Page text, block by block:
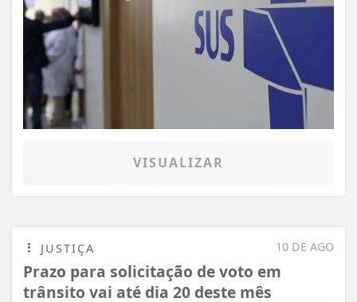
VISUALIZAR
10 DE AGO
JUSTIÇA
Prazo para solicitação de voto em
trânsito vai até dia 20 deste mês